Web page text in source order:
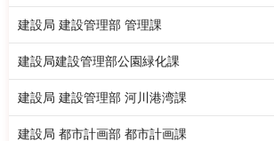
建設局 建設管理部 管理課
建設局建設管理部公園緑化課
建設局 建設管理部 河川港湾課
建設局 都市計画部 都市計画課